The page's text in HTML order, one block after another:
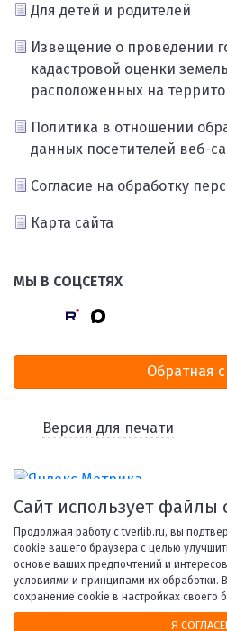
Для детей и родителей
Извещение о проведении
кадастровой оценки
расположенных на
Политика в отношении
данных посетителей веб-
Согласие на обработку
Карта сайта
МЫ В СОЦСЕТЯХ
Обратная
Версия для печати
© 1998-2026 Тверская
Горького.
Сайт использует файлы
Продолжая работу с tverlib.ru, вы
cookie вашего браузера с целью
основе ваших предпочтений и
условиями и принципами их обработки.
сохранение cookie в настройках своего
Я